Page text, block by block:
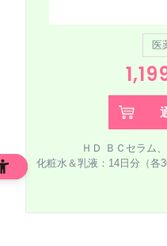
医
ＨＤ ＢＣセラム
化粧水＆乳液：14日分（各